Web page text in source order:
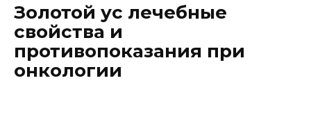
Золотой ус лечебные
свойства и
противопоказания при
онкологии